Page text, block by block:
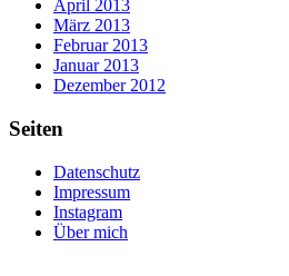
April 2013
März 2013
Februar 2013
Januar 2013
Dezember 2012
Seiten
Datenschutz
Impressum
Instagram
Über mich